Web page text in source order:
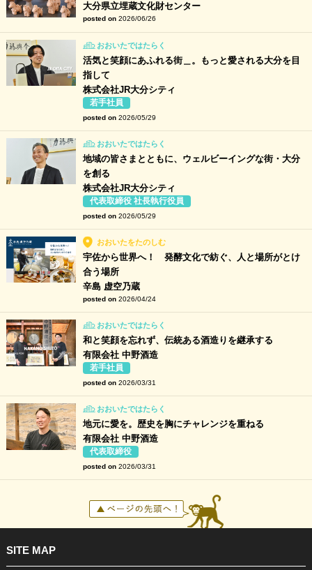
大分県立埋蔵文化財センター
posted on 2026/06/26
おおいたではたらく
活気と笑顔にあふれる街＿。もっと愛される大分を目
指して
株式会社JR大分シティ
若手社員
posted on 2026/05/29
おおいたではたらく
地域の皆さまとともに、ウェルビーイングな街・大分
を創る
株式会社JR大分シティ
代表取締役 社長執行役員
posted on 2026/05/29
おおいたをたのしむ
宇佐から世界へ！ 発酵文化で紡ぐ、人と場所がとけ
合う場所
辛島 虚空乃蔵
posted on 2026/04/24
おおいたではたらく
和と笑顔を忘れず、伝統ある酒造りを継承する
有限会社 中野酒造
若手社員
posted on 2026/03/31
おおいたではたらく
地元に愛を。歴史を胸にチャレンジを重ねる
有限会社 中野酒造
代表取締役
posted on 2026/03/31
SITE MAP